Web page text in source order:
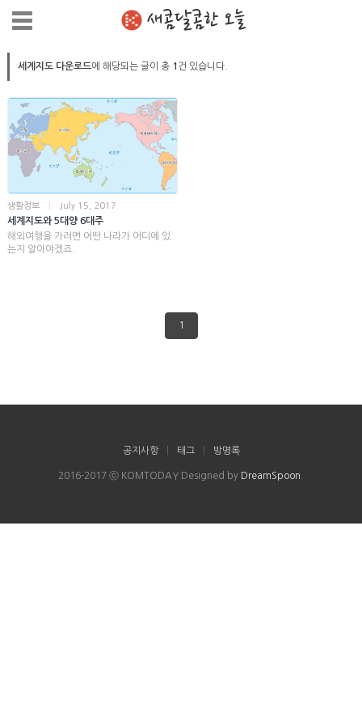
새콤달콤한 오늘
세계지도 다운로드에 해당되는 글이 총 1 건 있습니다.
생활정보 July 15, 2017
세계지도와 5대양 6대주
해외여행을 가려면 어떤 나라가 어디에 있
는지 알아야겠죠.
1
공지사항 태그 방명록
2016-2017 ⓒ KOMTODAY Designed by DreamSpoon